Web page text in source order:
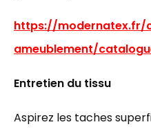
https://modernatex.fr/
ameublement/
Entretien du tissu
Aspirez les taches